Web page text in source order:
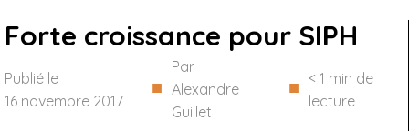
Forte croissance pour SIPH
Publié le
16 novembre 2017
■
Par
Alexandre
Guillet
■ < 1 min de
lecture